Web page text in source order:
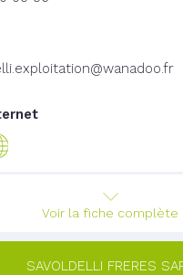
Voir la fiche complète
SAVOLDELLI FRERES